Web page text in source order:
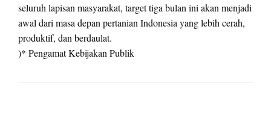
seluruh lapisan masyarakat, target tiga bulan ini akan menjadi
awal dari masa depan pertanian Indonesia yang lebih cerah,
produktif, dan berdaulat.
)* Pengamat Kebijakan Publik